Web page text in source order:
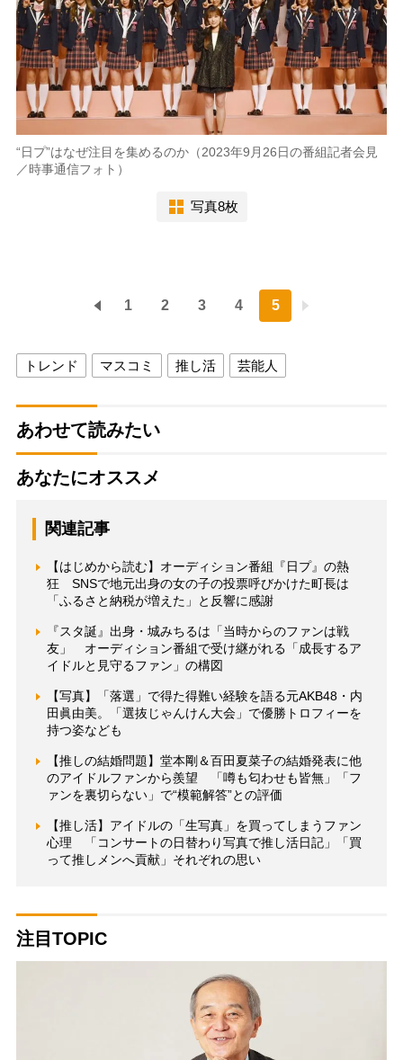
“日プ”はなぜ注目を集めるのか（2023年9月26日の番組記者会見
／時事通信フォト）
写真8枚
1 2 3 4 5
トレンド マスコミ 推し活 芸能人
あわせて読みたい
あなたにオススメ
関連記事
【はじめから読む】オーディション番組『日プ』の熱
狂 SNSで地元出身の女の子の投票呼びかけた町長は
「ふるさと納税が増えた」と反響に感謝
『スタ誕』出身・城みちるは「当時からのファンは戦
友」 オーディション番組で受け継がれる「成長するア
イドルと見守るファン」の構図
【写真】「落選」で得た得難い経験を語る元AKB48・内
田眞由美。「選抜じゃんけん大会」で優勝トロフィーを
持つ姿なども
【推しの結婚問題】堂本剛＆百田夏菜子の結婚発表に他
のアイドルファンから羨望 「噂も匂わせも皆無」「フ
ァンを裏切らない」で“模範解答”との評価
【推し活】アイドルの「生写真」を買ってしまうファン
心理 「コンサートの日替わり写真で推し活日記」「買
って推しメンへ貢献」それぞれの思い
注目TOPIC